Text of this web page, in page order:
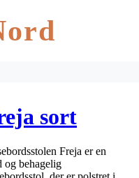
sort
Freja er en
og behagelig